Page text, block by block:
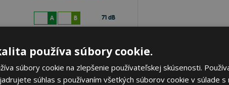
A B 71 dB
pobočkách
ks Do košíka
používa súbory cookie.
súbory cookie na zlepšenie používateľskej skúsenosti.
súhlas s používaním všetkých súborov cookie v súlade s